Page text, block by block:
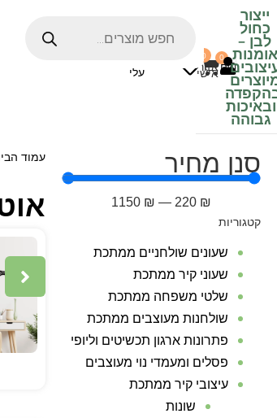
ייצור
כחול
לבן –
אומנות
ובאיכות
גבוהה
₪0
0
עלי
0
אזור
אישי
סנן מחיר
₪
220
—
₪
1150
קטגוריות
שעונים שולחניים ממתכת
שעוני קיר ממתכת
שלטי משפחה ממתכת
שולחנות מעוצבים ממתכת
פתרונות ארגון תכשיטים וליופי
פסלים ומעמדי נוי מעוצבים
עיצובי קיר ממתכת
שונות
עמוד